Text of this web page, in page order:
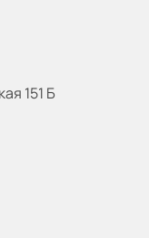
151 Б